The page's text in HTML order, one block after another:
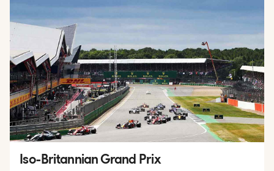
Iso-Britannian Grand Prix